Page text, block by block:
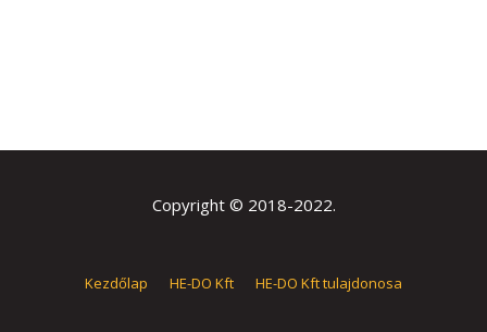
Copyright © 2018-2022.
Kezdőlap HE-DO Kft HE-DO Kft tulajdonosa